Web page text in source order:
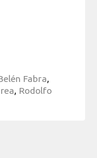
Fabra,
, Rodolfo